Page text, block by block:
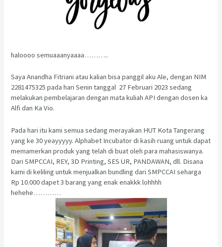
haloooo semuaaanyaaaa………..
Saya Anandha Fitriani atau kalian bisa panggil aku Ale, dengan NIM
2281475325 pada hari Senin tanggal 27 Februari 2023 sedang
melakukan pembelajaran dengan mata kuliah API dengan dosen ka
Alfi dan Ka Vio.
Pada hari itu kami semua sedang merayakan HUT Kota Tangerang
yang ke 30 yeayyyyy. Alphabet Incubator di kasih ruang untuk dapat
memamerkan produk yang telah di buat oleh para mahasiswanya.
Dari SMPCCAI, REY, 3D Printing, SES UR, PANDAWAN, dll. Disana
kami di keliling untuk menjualkan bundling dari SMPCCAI seharga
Rp 10.000 dapet 3 barang yang enak enakkk lohhhh
hehehe…………